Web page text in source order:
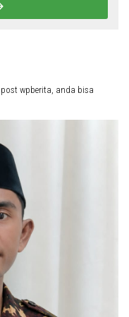
Yakin Laga Kontra
Kabupaten Bogor
Bersih ke Parung
Bogor Dukung
Perangi Judi Online